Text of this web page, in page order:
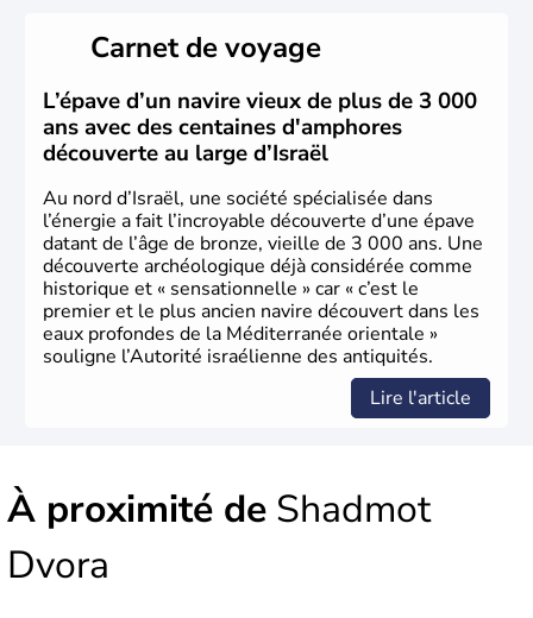
vrai essor économique dans le domaine des nouvelles
Carnet de voyage
L’épave d’un navire vieux de plus de 3 000
ans avec des centaines d'amphores
découverte au large d’Israël
Au nord d’Israël, une société spécialisée dans
l’énergie a fait l’incroyable découverte d’une épave
datant de l’âge de bronze, vieille de 3 000 ans. Une
découverte archéologique déjà considérée comme
historique et « sensationnelle » car « c’est le
premier et le plus ancien navire découvert dans les
eaux profondes de la Méditerranée orientale »
souligne l’Autorité israélienne des antiquités.
Lire l'article
À proximité de Shadmot
Dvora